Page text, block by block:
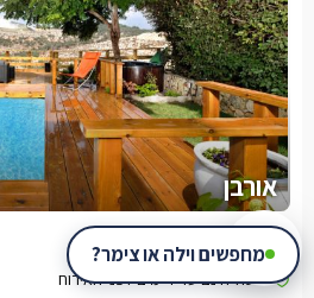
אורבן
צימר בצפון, כפר ורדים
מחפשים וילה או צימר?